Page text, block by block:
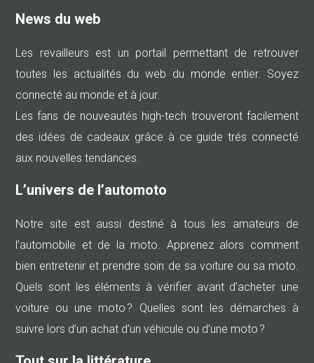
News du web
Les revailleurs est un portail permettant de retrouver
toutes les actualités du web du monde entier. Soyez
connecté au monde et à jour.
Les fans de nouveautés high-tech trouveront facilement
des idées de cadeaux grâce à ce guide trés connecté
aux nouvelles tendances.
L’univers de l’automoto
Notre site est aussi destiné à tous les amateurs de
l’automobile et de la moto. Apprenez alors comment
bien entretenir et prendre soin de sa voiture ou sa moto.
Quels sont les éléments à vérifier avant d’acheter une
voiture ou une moto ? Quelles sont les démarches à
suivre lors d’un achat d’un véhicule ou d’une moto ?